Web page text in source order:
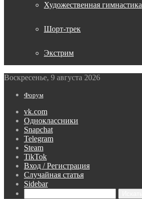
Художественная гимнастика
Шорт-трек
Экстрим
Воскресенье, 9 августа 2026
Форум
vk.com
Одноклассники
Snapchat
Telegram
Steam
TikTok
Вход / Регистрация
Случайная статья
Sidebar